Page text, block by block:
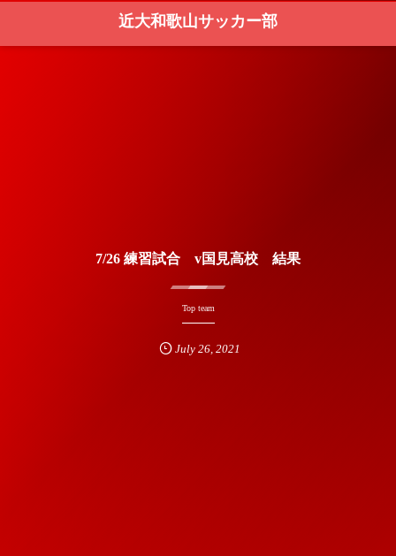
近大和歌山サッカー部
7/26 練習試合 v国見高校 結果
Top team
July 26, 2021